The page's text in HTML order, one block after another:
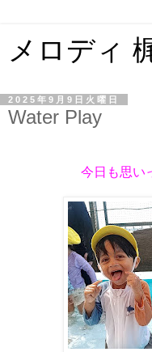
メロディ
2025年9月9日火曜日
Water Play
今日も思い